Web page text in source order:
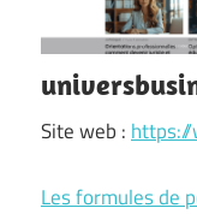
Site web :
Les formules de